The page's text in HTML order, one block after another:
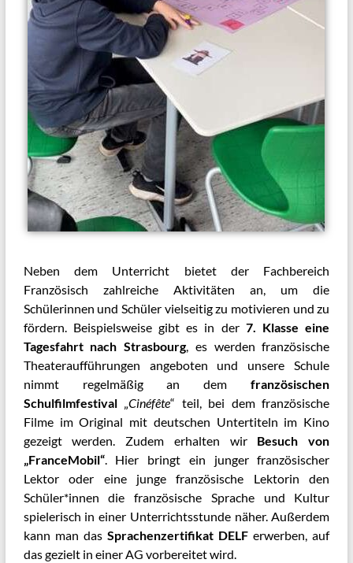
Neben dem Unterricht bietet der Fachbereich
Französisch zahlreiche Aktivitäten an, um die
Schülerinnen und Schüler vielseitig zu motivieren und zu
fördern. Beispielsweise gibt es in der 7. Klasse eine
Tagesfahrt nach Strasbourg, es werden französische
Theateraufführungen angeboten und unsere Schule
nimmt regelmäßig an demfranzösischen
Schulfilmfestival„Cinéfête“ teil, bei dem französische
Filme im Original mit deutschen Untertiteln im Kino
gezeigt werden. Zudem erhalten wir Besuch von
„FranceMobil“. Hier bringt ein junger französischer
Lektor oder eine junge französische Lektorin den
Schüler*innen die französische Sprache und Kultur
spielerisch in einer Unterrichtsstunde näher. Außerdem
kann man das Sprachenzertifikat DELF erwerben, auf
das gezielt in einer AG vorbereitet wird.